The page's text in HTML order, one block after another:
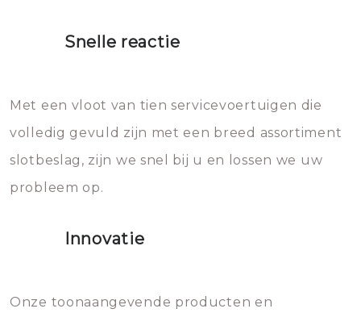
eroverheen hebt gegooid weer
bevriezen.
Sloten bestaan uit talloze kleine
die relatief gemakkelijk te
beschadigen zijn. In veel
gevallen zult u schade aan de
sloten veroorzaken, waardoor
geheel vervangen moet worden.
mee, die u gemakkelijk kunt
Snelle reactie
Met een vloot van tien servicevoertuigen die
volledig gevuld zijn met een breed assortiment
slotbeslag, zijn we snel bij u en lossen we uw
probleem op.
Innovatie
Onze toonaangevende producten en